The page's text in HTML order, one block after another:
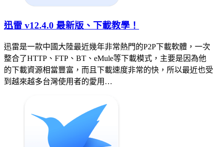
迅雷 v12.4.0 最新版、下載教學！
迅雷是一款中國大陸最近幾年非常熱門的P2P下載軟體，一次
整合了HTTP、FTP、BT、eMule等下載模式，主要是因為他
的下載資源相當豐富，而且下載速度非常的快，所以最近也受
到越來越多台灣使用者的愛用…